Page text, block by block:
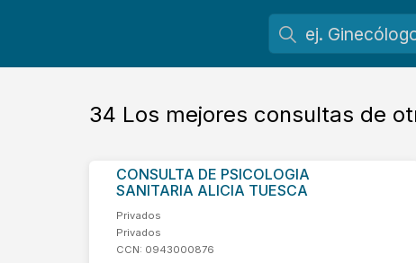
34 Los mejores consultas de
CONSULTA DE PSICOLOGIA
SANITARIA ALICIA TUESCA
Privados
Privados
CCN: 0943000876